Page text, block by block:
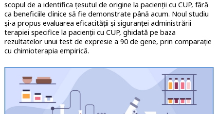
scopul de a identifica țesutul de origine la pacienții cu CUP, fără
ca beneficiile clinice să fie demonstrate până acum. Noul studiu
și-a propus evaluarea eficacității și siguranței administrării
terapiei specifice la pacienții cu CUP, ghidată pe baza
rezultatelor unui test de expresie a 90 de gene, prin comparație
cu chimioterapia empirică.